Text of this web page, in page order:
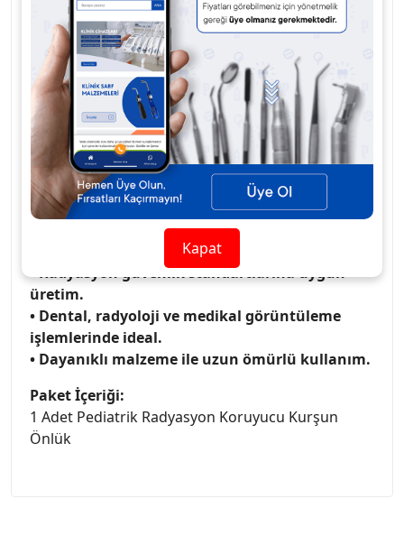
Ergonomik tasarımı sayesinde çocuk vücuduna
rahatça uyum sağlar. Hafif yapısı hareket
kısıtlamadan maksimum koruma sunar.
Radyasyon güvenlik standartlarına uygun olarak
üretilmiştir. Pediatrik beden ölçülerine özel
tasarımıyla hastaneler, klinikler ve radyoloji
merkezlerinde güvenle kullanılabilir.
• Çocuk hastalar için özel beden tasarımı.
• Yüksek yoğunluklu kurşun ile etkili X-ray
• Hafif ve ergonomik yapı ile konforlu kullanım.
• Radyasyon güvenlik standartlarına uygun
üretim.
• Dental, radyoloji ve medikal görüntüleme
işlemlerinde ideal.
• Dayanıklı malzeme ile uzun ömürlü kullanım.
Paket İçeriği:
1 Adet Pediatrik Radyasyon Koruyucu Kurşun
Önlük
Kapat